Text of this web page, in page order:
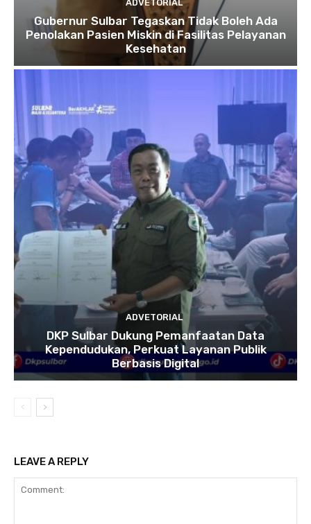
ADVETORIAL
Gubernur Sulbar Tegaskan Tidak Boleh Ada
Penolakan Pasien Miskin di Fasilitas Pelayanan
Kesehatan
ADVETORIAL
DKP Sulbar Dukung Pemanfaatan Data
Kependudukan, Perkuat Layanan Publik
Berbasis Digital
LEAVE A REPLY